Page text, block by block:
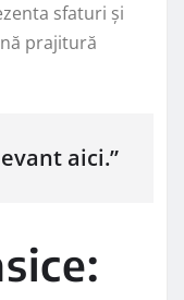
sfaturi și
prajitură
aici.”